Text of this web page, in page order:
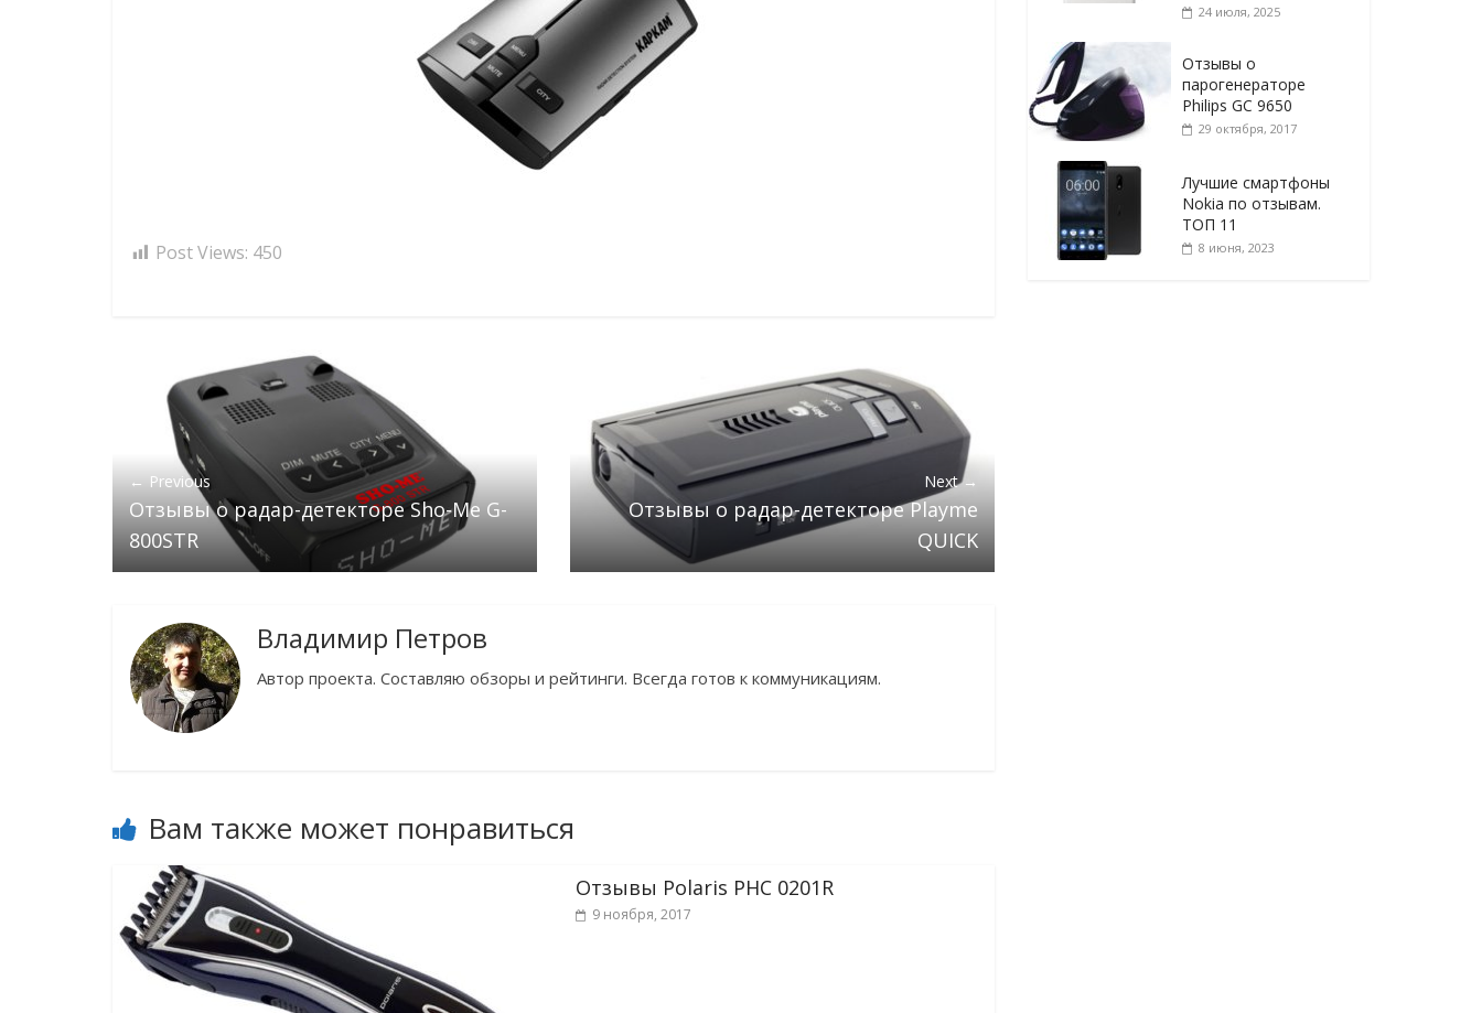
Post Views: 450
← Previous
Отзывы о радар-детекторе Sho-Me G-
800STR
Next →
Отзывы о радар-детекторе Playme
QUICK
Владимир Петров
Автор проекта. Составляю обзоры и рейтинги. Всегда готов к коммуникациям.
Вам также может понравиться
Отзывы Polaris PHC 0201R
9 ноября, 2017
24 июля, 2025
Отзывы о
парогенераторе
Philips GC 9650
29 октября, 2017
Лучшие смартфоны
Nokia по отзывам.
ТОП 11
8 июня, 2023